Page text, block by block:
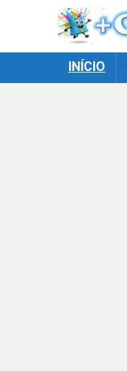
INÍCIO